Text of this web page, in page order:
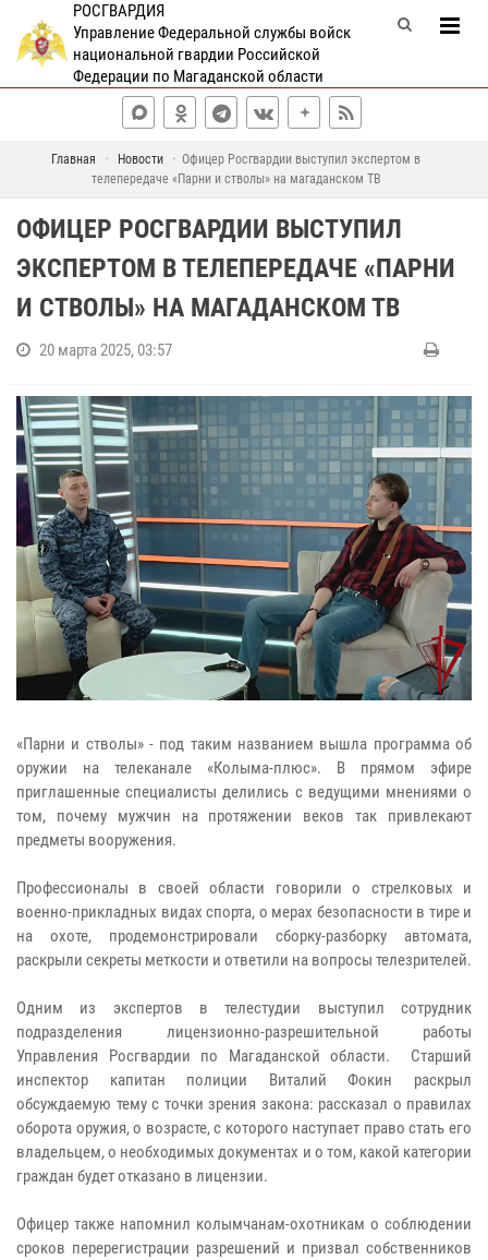
РОСГВАРДИЯ
Управление Федеральной службы войск
национальной гвардии Российской
Федерации по Магаданской области
Главная Новости
Офицер Росгвардии выступил экспертом в
телепередаче «Парни и стволы» на магаданском ТВ
ОФИЦЕР РОСГВАРДИИ ВЫСТУПИЛ
ЭКСПЕРТОМ В ТЕЛЕПЕРЕДАЧЕ «ПАРНИ
И СТВОЛЫ» НА МАГАДАНСКОМ ТВ
20 марта 2025, 03:57
«Парни и стволы» - под таким названием вышла программа об
оружии на телеканале «Колыма-плюс». В прямом эфире
приглашенные специалисты делились с ведущими мнениями о
том, почему мужчин на протяжении веков так привлекают
предметы вооружения.
Профессионалы в своей области говорили о стрелковых и
военно-прикладных видах спорта, о мерах безопасности в тире и
на охоте, продемонстрировали сборку-разборку автомата,
раскрыли секреты меткости и ответили на вопросы телезрителей.
Одним из экспертов в телестудии выступил сотрудник
подразделения лицензионно-разрешительной работы
Управления Росгвардии по Магаданской области. Старший
инспектор капитан полиции Виталий Фокин раскрыл
обсуждаемую тему с точки зрения закона: рассказал о правилах
оборота оружия, о возрасте, с которого наступает право стать его
владельцем, о необходимых документах и о том, какой категории
граждан будет отказано в лицензии.
Офицер также напомнил колымчанам-охотникам о соблюдении
сроков перерегистрации разрешений и призвал собственников